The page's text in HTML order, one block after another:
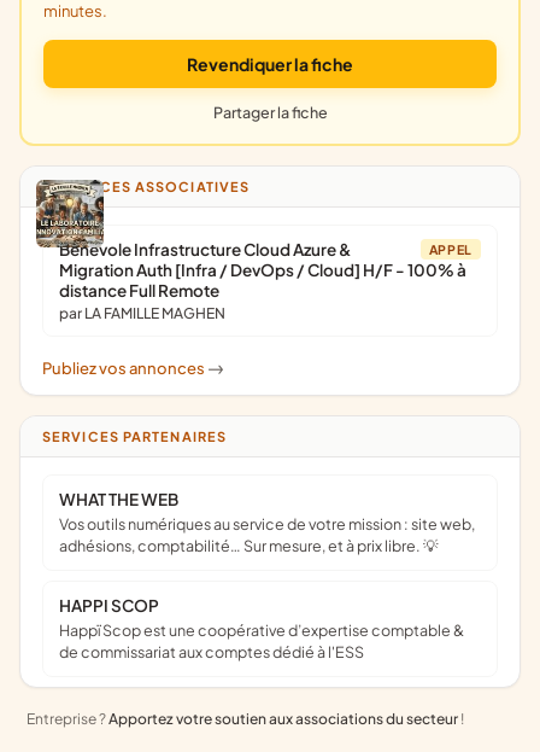
minutes.
Revendiquer la fiche
Partager la fiche
ANNONCES ASSOCIATIVES
APPEL
Bénévole Infrastructure Cloud Azure &
Migration Auth [Infra / DevOps / Cloud] H/F - 100% à
distance Full Remote
par LA FAMILLE MAGHEN
Publiez vos annonces ->
SERVICES PARTENAIRES
WHAT THE WEB
Vos outils numériques au service de votre mission : site web,
adhésions, comptabilité… Sur mesure, et à prix libre. 💡
HAPPI SCOP
Happï Scop est une coopérative d’expertise comptable &
de commissariat aux comptes dédié à l'ESS
Entreprise ?Apportez votre soutien aux associations du secteur !